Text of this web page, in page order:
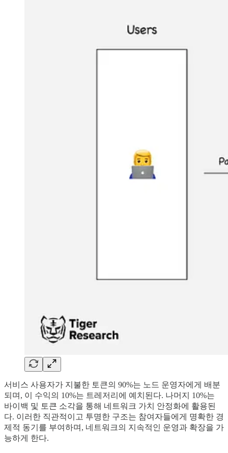
서비스 사용자가 지불한 토큰의 90%는 노드 운영자에게 배분
되며, 이 수익의 10%는 트레저리에 예치된다. 나머지 10%는
바이백 및 토큰 소각을 통해 네트워크 가치 안정화에 활용된
다. 이러한 직관적이고 투명한 구조는 참여자들에게 명확한 경
제적 동기를 부여하며, 네트워크의 지속적인 운영과 확장을 가
능하게 한다.